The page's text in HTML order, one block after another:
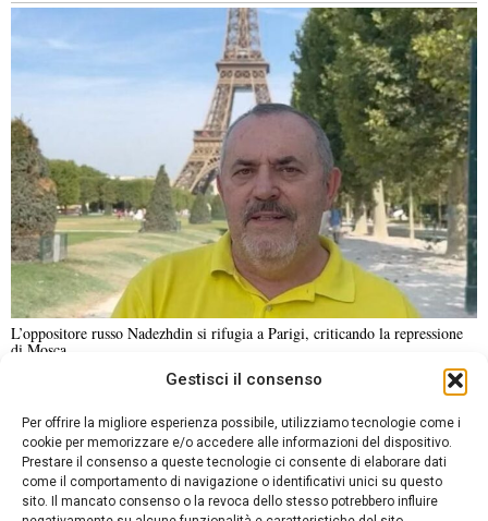
Gestisci il consenso
Per offrire la migliore esperienza possibile, utilizziamo tecnologie come i
cookie per memorizzare e/o accedere alle informazioni del dispositivo.
Prestare il consenso a queste tecnologie ci consente di elaborare dati
come il comportamento di navigazione o identificativi unici su questo
sito. Il mancato consenso o la revoca dello stesso potrebbero influire
L’oppositore russo Nadezhdin si rifugia a Parigi, criticando la repressione
di Mosca
ANALISI E OPINIONI
SPORT CULTURA VIAGGI
Contatti